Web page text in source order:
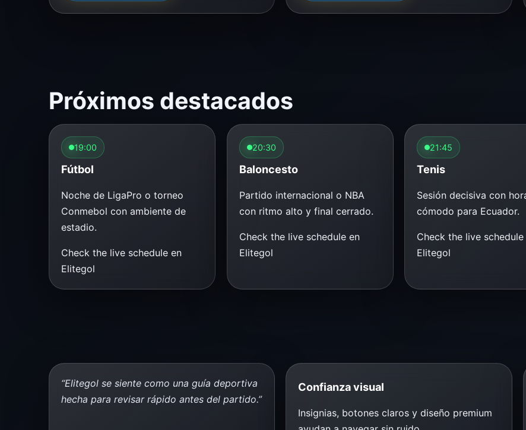
Próximos destacados
19:00
Fútbol
Noche de LigaPro o torneo
Conmebol con ambiente de
estadio.
Check the live schedule en
Elitegol
20:30
Baloncesto
Partido internacional o NBA
con ritmo alto y final cerrado.
Check the live schedule en
Elitegol
21:45
Tenis
Sesión decisiva con
cómodo para Ecuador.
Check the live schedule
Elitegol
“Elitegol se siente como una guía deportiva
hecha para revisar rápido antes del partido.”
Confianza visual
Insignias, botones claros y diseño premium